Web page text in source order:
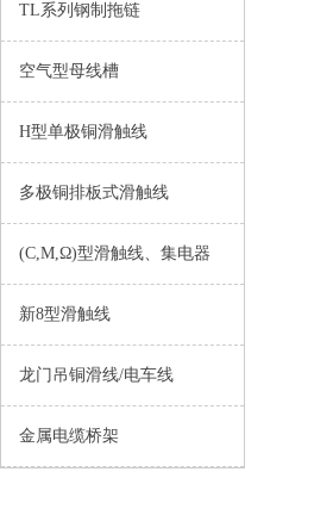
TL系列钢制拖链
空气型母线槽
H型单极铜滑触线
多极铜排板式滑触线
(C,M,Ω)型滑触线、集电器
新8型滑触线
龙门吊铜滑线/电车线
金属电缆桥架